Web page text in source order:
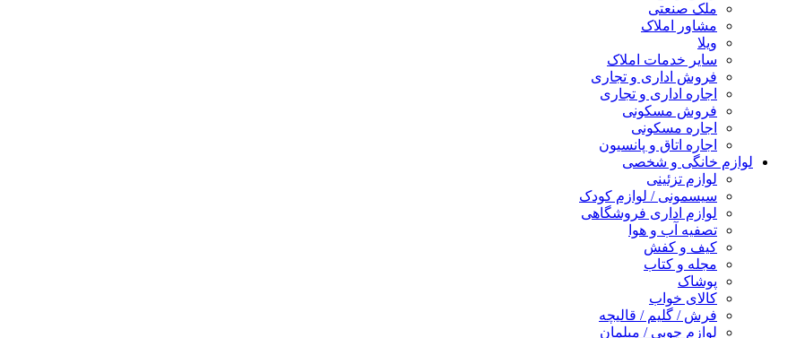
ملک صنعتی
مشاور املاک
ویلا
سایر خدمات املاک
فروش اداری و تجاری
اجاره اداری و تجاری
فروش مسکونی
اجاره مسکونی
اجاره اتاق و پانسیون
لوازم خانگی و شخصی
لوازم تزئینی
سیسمونی / لوازم کودک
لوازم اداری فروشگاهی
تصفیه آب و هوا
کیف و کفش
مجله و کتاب
پوشاک
کالای خواب
فرش / گلیم / قالیچه
لوازم چوبی / مبلمان